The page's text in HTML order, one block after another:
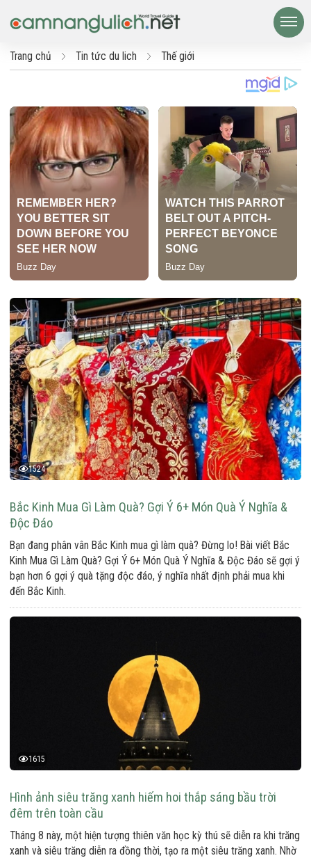
Trang chủ Tin tức du lich Thế giới
1524
Bắc Kinh Mua Gì Làm Quà? Gợi Ý 6+ Món Quà Ý Nghĩa &
Độc Đáo
Bạn đang phân vân Bắc Kinh mua gì làm quà? Đừng lo! Bài viết Bắc
Kinh Mua Gì Làm Quà? Gợi Ý 6+ Món Quà Ý Nghĩa & Độc Đáo sẽ gợi ý
bạn hơn 6 gợi ý quà tặng độc đáo, ý nghĩa nhất định phải mua khi
đến Bắc Kinh.
1615
Hình ảnh siêu trăng xanh hiếm hoi thắp sáng bầu trời
đêm trên toàn cầu
Tháng 8 này, một hiện tượng thiên văn học kỳ thú sẽ diễn ra khi trăng
xanh và siêu trăng diễn ra đồng thời, tạo ra một siêu trăng xanh. Nhờ